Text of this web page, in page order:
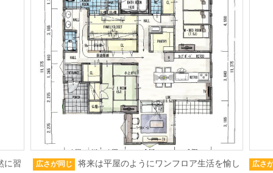
に習 広さが同じ
将来は平屋のようにワンフロア生活を愉し
広さ